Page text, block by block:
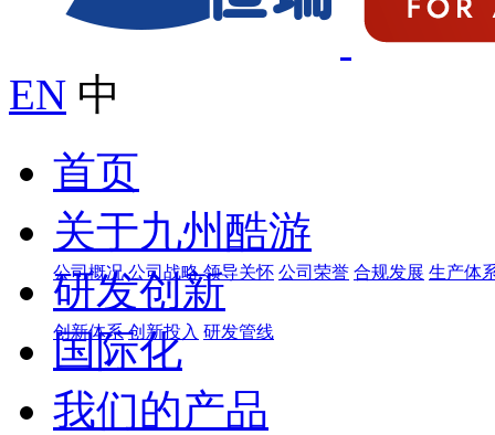
EN 中
首页
关于九州酷游
公司概况 公司战略 领导关怀 公司荣誉 合规发展 生产体
研发创新
创新体系 创新投入 研发管线
国际化
我们的产品